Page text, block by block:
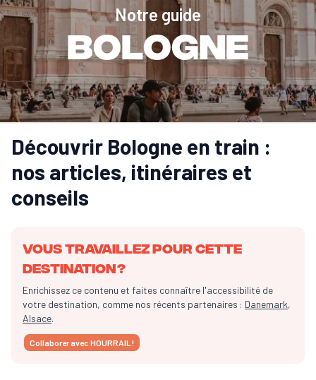
Notre guide
Bologne
Découvrir Bologne en train :
nos articles, itinéraires et
conseils
Vous travaillez pour cette
destination ?
Enrichissez ce contenu et faites connaître l'accessibilité de
votre destination, comme nos récents partenaires : Danemark,
Alsace.
Collaborer avec HOURRAIL !